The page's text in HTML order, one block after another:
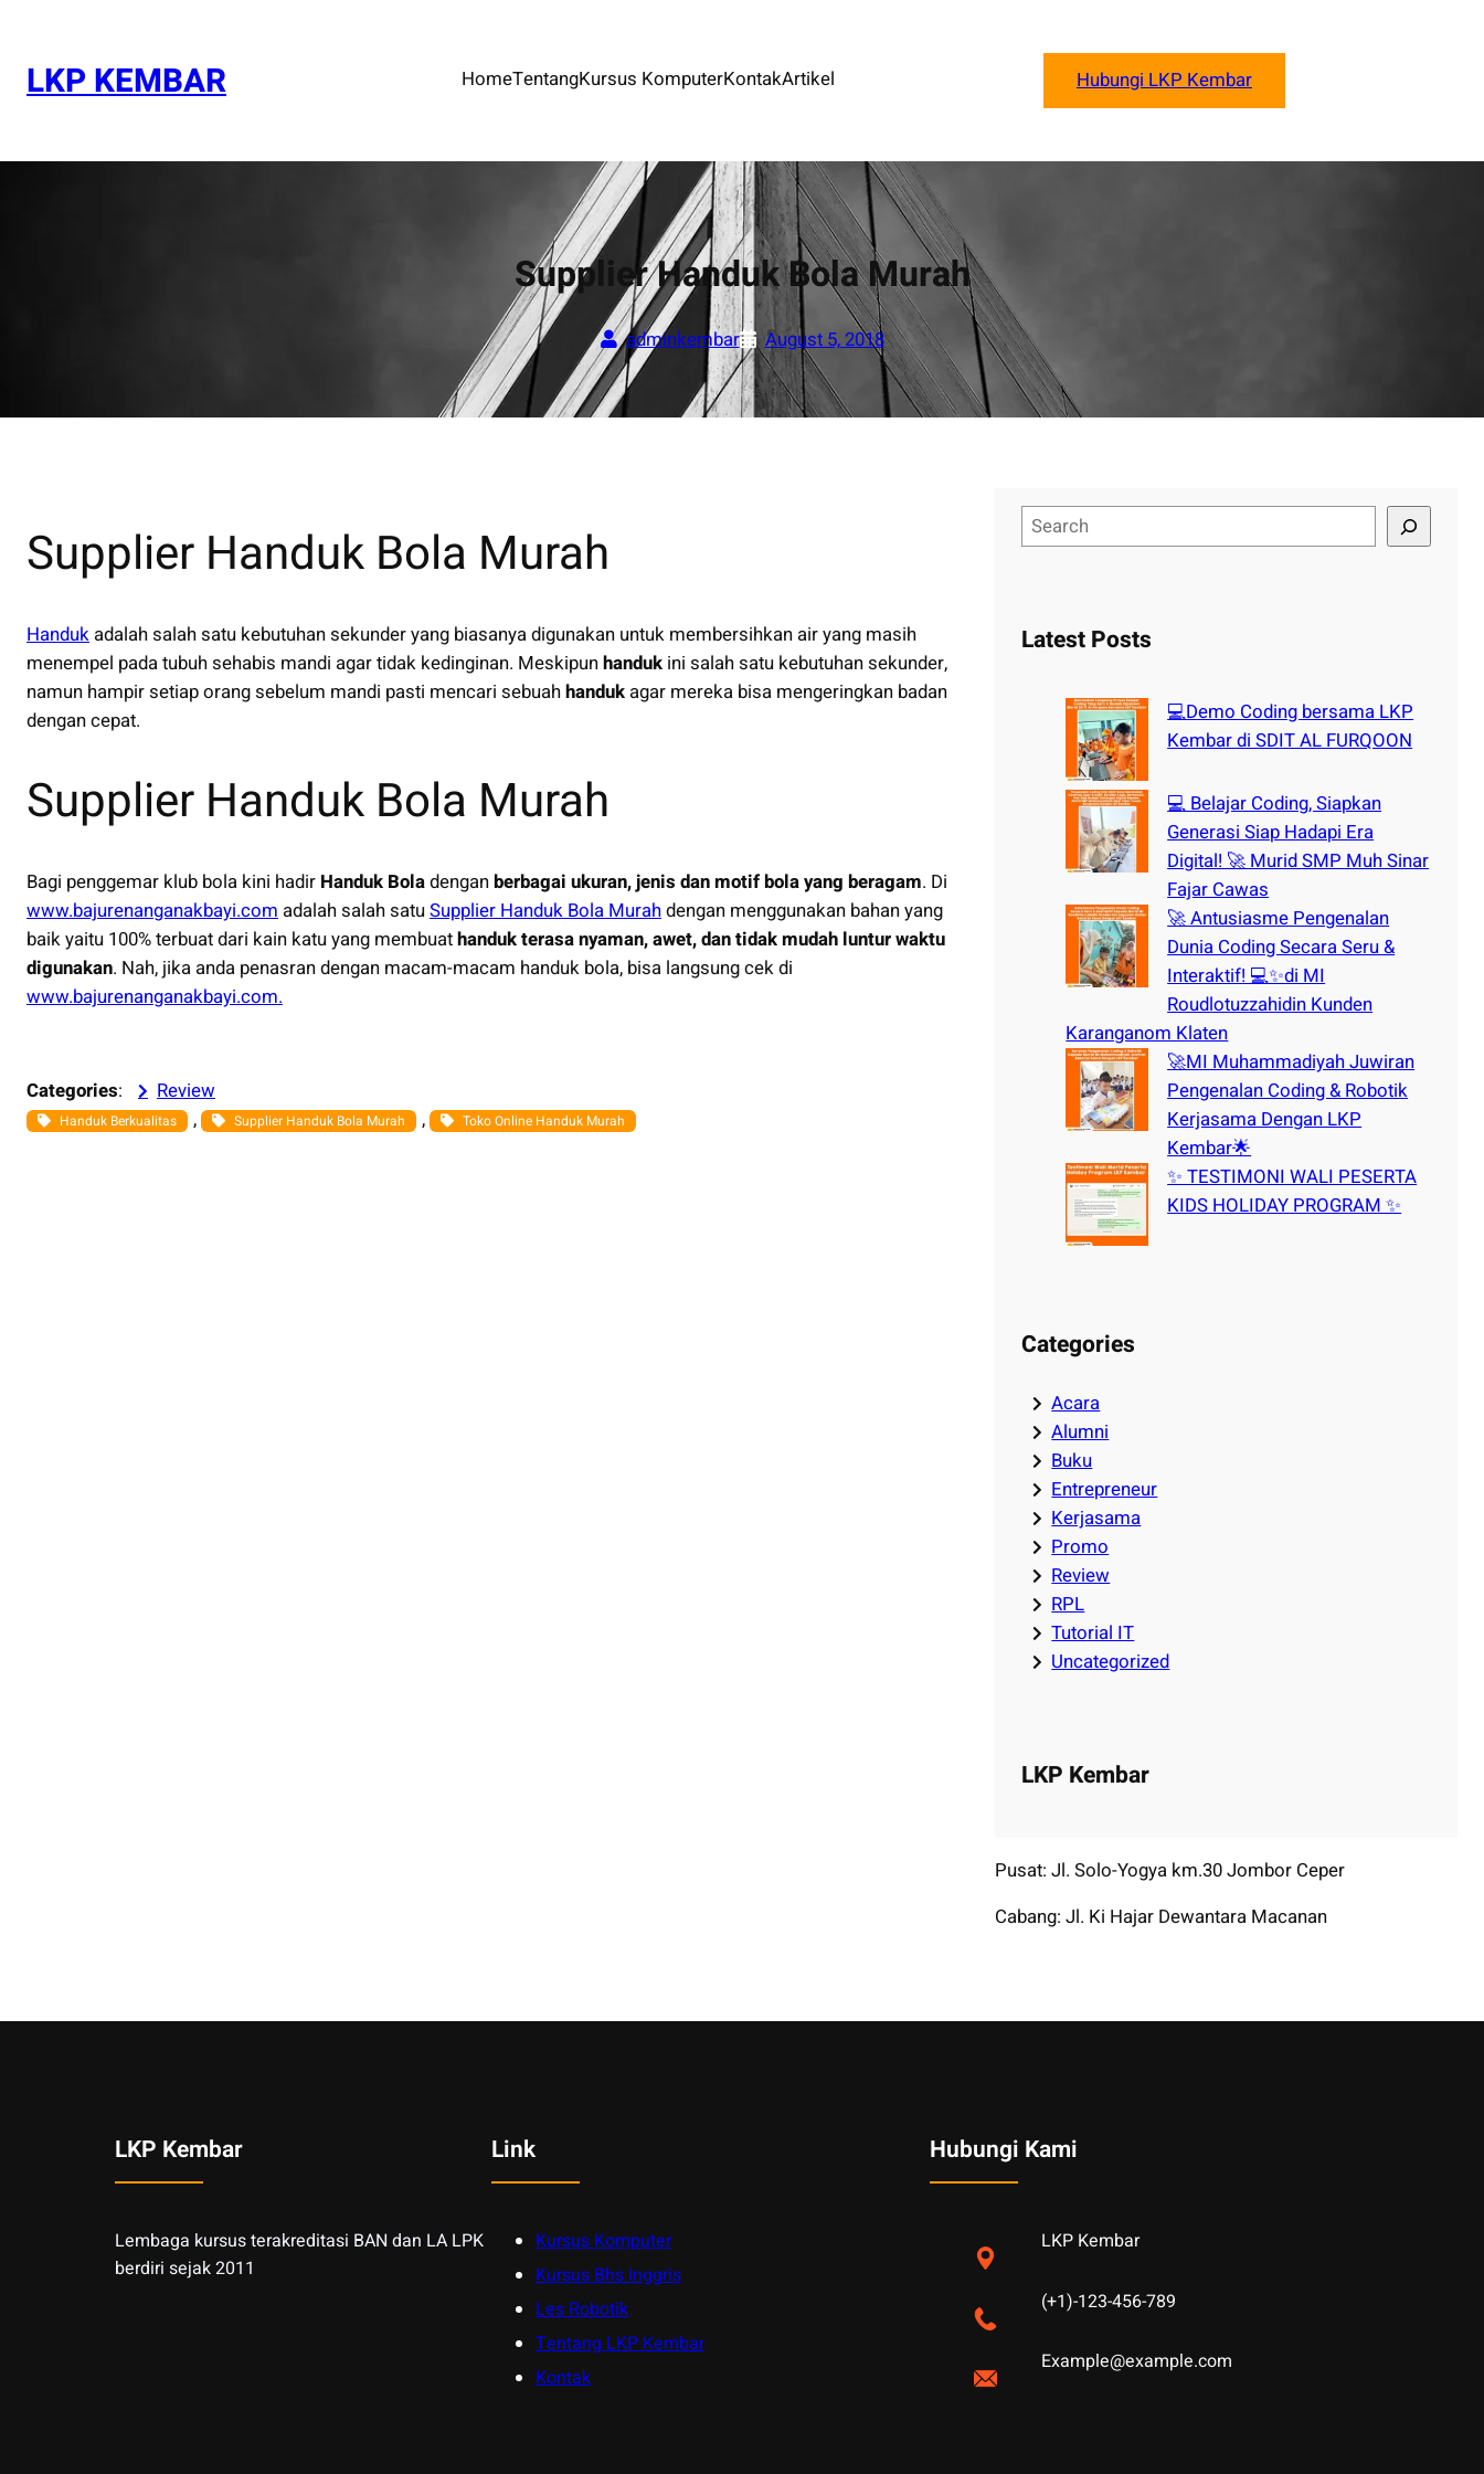
contentLKP KEMBAR HomeTentangKursus KomputerKontakArtikel Hubungi LKP Kembar
Supplier Handuk Bola Murah
adminkembar August 5, 2018
Supplier Handuk Bola Murah
Handuk adalah salah satu kebutuhan sekunder yang biasanya digunakan untuk membersihkan air yang masih
menempel pada tubuh sehabis mandi agar tidak kedinginan. Meskipunhanduk ini salah satu kebutuhan sekunder,
namun hampir setiap orang sebelum mandi pasti mencari sebuahhanduk agar mereka bisa mengeringkan badan
dengan cepat.
Supplier Handuk Bola Murah
Bagi penggemar klub bola kini hadir Handuk Boladenganberbagai ukuran, jenis dan motif bola yang beragam. Di
www.bajurenanganakbayi.com adalah salah satuSupplier Handuk Bola Murahdengan menggunakan bahan yang
baik yaitu 100% terbuat dari kain katu yang membuathanduk terasa nyaman, awet, dan tidak mudah luntur waktu
digunakan. Nah, jika anda penasran dengan macam-macam handuk bola, bisa langsung cek di
www.bajurenanganakbayi.com.
Categories: Review
Handuk Berkualitas , Supplier Handuk Bola Murah , Toko Online Handuk Murah
e
cLatest Posts
💻Demo Coding bersama LKP
Kembar di SDIT AL FURQOON
💻 Belajar Coding, Siapkan
Generasi Siap Hadapi Era
Digital! 🚀 Murid SMP Muh Sinar
Fajar Cawas
🚀 Antusiasme Pengenalan
Dunia Coding Secara Seru &
Interaktif! 💻✨di MI
Roudlotuzzahidin Kunden
Karanganom Klaten
🚀MI Muhammadiyah Juwiran
Pengenalan Coding & Robotik
Kerjasama Dengan LKP
Kembar🌟
✨ TESTIMONI WALI PESERTA
KIDS HOLIDAY PROGRAM ✨
Categories
Acara
Alumni
Buku
Entrepreneur
Kerjasama
Promo
Review
RPL
Tutorial IT
Uncategorized
LKP Kembar
Pusat: Jl. Solo-Yogya km.30 Jombor Ceper
Cabang: Jl. Ki Hajar Dewantara Macanan
LKP Kembar
Lembaga kursus terakreditasi BAN dan LA LPK
berdiri sejak 2011
Link
Kursus Komputer
Kursus Bhs Inggris
Les Robotik
Tentang LKP Kembar
Kontak
Hubungi Kami
LKP Kembar
(+1)-123-456-789
Example@example.com